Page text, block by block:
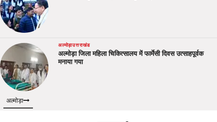
अल्मोड़ाउत्तराखंड
अल्मोड़ा जिला महिला चिकित्सालय में फार्मेसी दिवस उत्साहपूर्वक
मनाया गया
अल्मोड़ा